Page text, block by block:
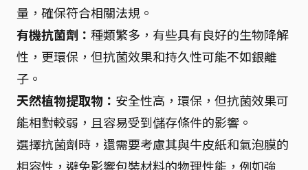
量，確保符合相關法規。
有機抗菌劑： 種類繁多，有些具有良好的生物降解
性，更環保，但抗菌效果和持久性可能不如銀離
子。
天然植物提取物： 安全性高，環保，但抗菌效果可
能相對較弱，且容易受到儲存條件的影響。
選擇抗菌劑時，還需要考慮其與牛皮紙和氣泡膜的
相容性，避免影響包裝材料的物理性能，例如強